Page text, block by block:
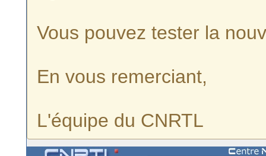
Vous pouvez tester la
En vous remerciant,
L'équipe du CNRTL